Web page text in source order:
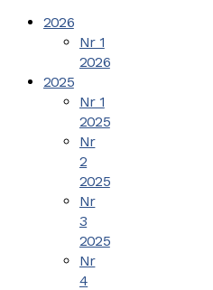
2026
Nr 1
2026
2025
Nr 1
2025
Nr
2
2025
Nr
3
2025
Nr
4